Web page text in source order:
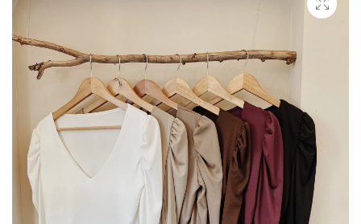
PARTY]
BORACAY
–
Body
STONAR
–
Body